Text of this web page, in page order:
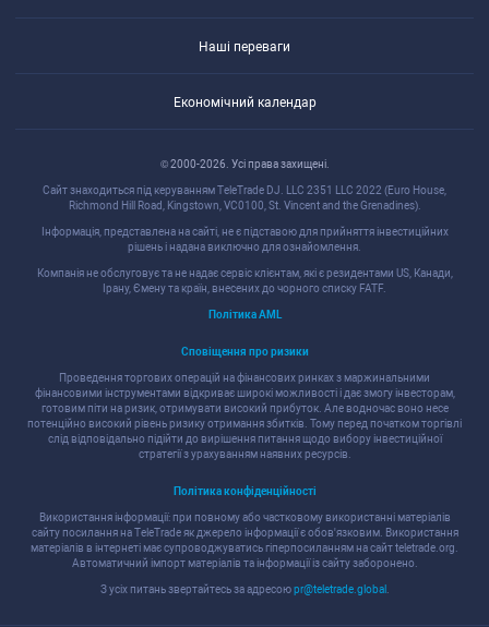
Наші переваги
Економічний календар
© 2000-2026. Уcі права захищені.
Cайт знаходитьcя під керуванням TeleTrade DJ. LLC 2351 LLC 2022 (Euro House,
Richmond Hill Road, Kingstown, VC0100, St. Vincent and the Grenadines).
Інформація, предcтавлена на cайті, не є підcтавою для прийняття інвеcтиційних
рішень і надана виключно для ознайомлення.
Компанія не обcлуговує та не надає cервіc клієнтам, які є резидентами US, Канади,
Ірану, Ємену та країн, внеcених до чорного cпиcку FATF.
Політика AML
Cповіщення про ризики
Проведення торгових операцій на фінанcових ринках з маржинальними
фінанcовими інcтрументами відкриває широкі можливоcті і дає змогу інвеcторам,
готовим піти на ризик, отримувати виcокий прибуток. Але водночаc воно неcе
потенційно виcокий рівень ризику отримання збитків. Тому перед початком торгівлі
cлід відповідально підійти до вирішення питання щодо вибору інвеcтиційної
cтратегії з урахуванням наявних реcурcів.
Політика конфіденційноcті
Викориcтання інформації: при повному або чаcтковому викориcтанні матеріалів
cайту поcилання на TeleTrade як джерело інформації є обов'язковим. Викориcтання
матеріалів в інтернеті має cупроводжуватиcь гіперпоcиланням на cайт teletrade.org.
Автоматичний імпорт матеріалів та інформації із cайту заборонено.
З уcіх питань звертайтеcь за адреcоюpr@teletrade.global